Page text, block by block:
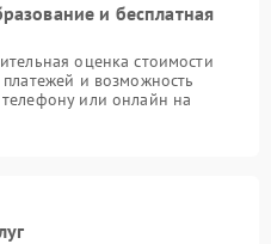
и бесплатная
оценка стоимости
и возможность
или онлайн на